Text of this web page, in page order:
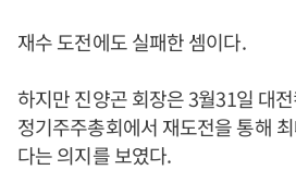
재수 도전에도 실패한 셈이다.
하지만 진양곤 회장은 3월31일 대
정기주주총회에서 재도전을 통해
다는 의지를 보였다.